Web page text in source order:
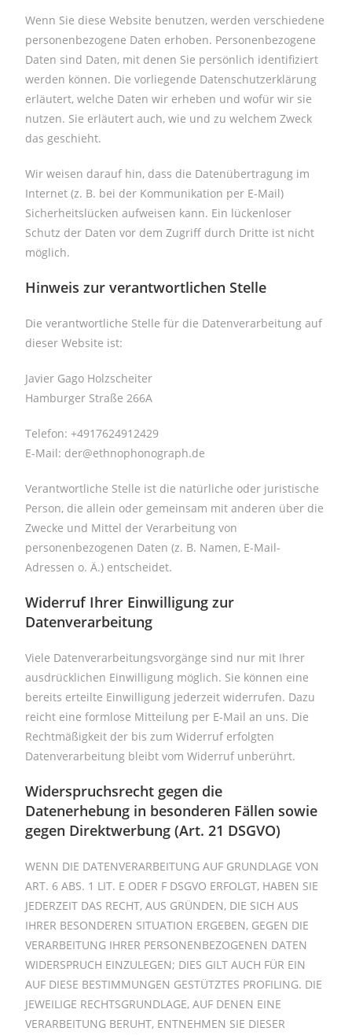
Wenn Sie diese Website benutzen, werden verschiedene
personenbezogene Daten erhoben. Personenbezogene
Daten sind Daten, mit denen Sie persönlich identifiziert
werden können. Die vorliegende Datenschutzerklärung
erläutert, welche Daten wir erheben und wofür wir sie
nutzen. Sie erläutert auch, wie und zu welchem Zweck
das geschieht.
Wir weisen darauf hin, dass die Datenübertragung im
Internet (z. B. bei der Kommunikation per E-Mail)
Sicherheitslücken aufweisen kann. Ein lückenloser
Schutz der Daten vor dem Zugriff durch Dritte ist nicht
möglich.
Hinweis zur verantwortlichen Stelle
Die verantwortliche Stelle für die Datenverarbeitung auf
dieser Website ist:
Javier Gago Holzscheiter
Hamburger Straße 266A
Telefon: +4917624912429
E-Mail: der@ethnophonograph.de
Verantwortliche Stelle ist die natürliche oder juristische
Person, die allein oder gemeinsam mit anderen über die
Zwecke und Mittel der Verarbeitung von
personenbezogenen Daten (z. B. Namen, E-Mail-
Adressen o. Ä.) entscheidet.
Widerruf Ihrer Einwilligung zur
Datenverarbeitung
Viele Datenverarbeitungsvorgänge sind nur mit Ihrer
ausdrücklichen Einwilligung möglich. Sie können eine
bereits erteilte Einwilligung jederzeit widerrufen. Dazu
reicht eine formlose Mitteilung per E-Mail an uns. Die
Rechtmäßigkeit der bis zum Widerruf erfolgten
Datenverarbeitung bleibt vom Widerruf unberührt.
Widerspruchsrecht gegen die
Datenerhebung in besonderen Fällen sowie
gegen Direktwerbung (Art. 21 DSGVO)
WENN DIE DATENVERARBEITUNG AUF GRUNDLAGE VON
ART. 6 ABS. 1 LIT. E ODER F DSGVO ERFOLGT, HABEN SIE
JEDERZEIT DAS RECHT, AUS GRÜNDEN, DIE SICH AUS
IHRER BESONDEREN SITUATION ERGEBEN, GEGEN DIE
VERARBEITUNG IHRER PERSONENBEZOGENEN DATEN
WIDERSPRUCH EINZULEGEN; DIES GILT AUCH FÜR EIN
AUF DIESE BESTIMMUNGEN GESTÜTZTES PROFILING. DIE
JEWEILIGE RECHTSGRUNDLAGE, AUF DENEN EINE
VERARBEITUNG BERUHT, ENTNEHMEN SIE DIESER